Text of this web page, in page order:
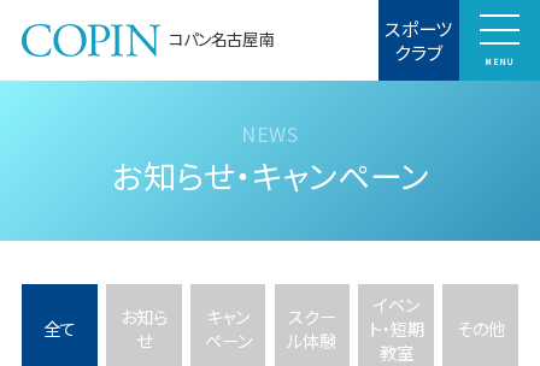
コパン名古屋南 スポーツ
クラブ MENU
お知らせ・キャンペーン
全て
お知ら
せ
キャン
ペーン
スクー
ル体験
イベン
ト・短期
教室
その他